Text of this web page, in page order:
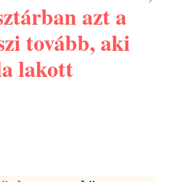
azt a
tovább, aki
lakott